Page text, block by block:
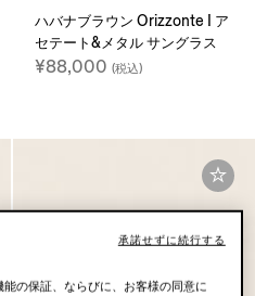
ハバナブラウン Orizzonte I ア
セテート&メタル サングラス
¥88,000 (税込)
の保証、ならびに、お客様の同意に
承諾せずに続行する